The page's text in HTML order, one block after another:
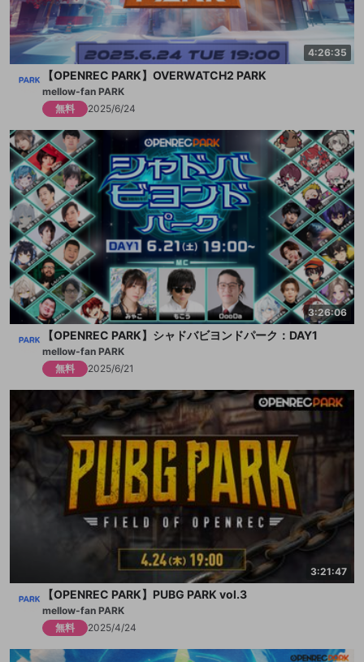
4:26:35
【OPENREC PARK】OVERWATCH2 PARK
mellow-fan PARK
無料
2025/6/24
3:26:06
【OPENREC PARK】シャドバビヨンドパーク：DAY1
mellow-fan PARK
無料
2025/6/21
3:21:47
【OPENREC PARK】PUBG PARK vol.3
mellow-fan PARK
無料
2025/4/24